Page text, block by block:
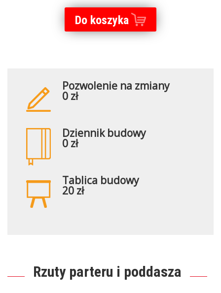
Do koszyka
Pozwolenie na zmiany
0 zł
Dziennik budowy
0 zł
Tablica budowy
20 zł
Rzuty parteru i poddasza